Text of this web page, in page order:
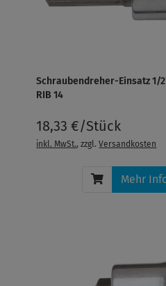
Schraubendreher-Einsatz 1/
RIB 14
18,33 €/Stück
inkl. MwSt., zzgl.Versandkosten
Mehr